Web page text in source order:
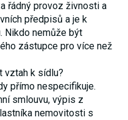
řádný provoz živnosti a
předpisů a je k
Nikdo nemůže být
zástupce pro více než
vztah k sídlu?
přímo nespecifikuje.
smlouvu, výpis z
nemovitosti s